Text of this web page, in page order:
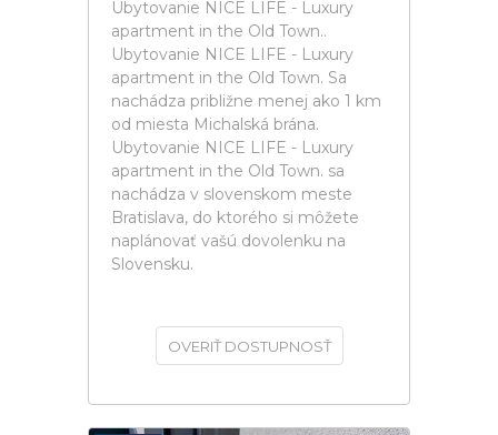
Ubytovanie NICE LIFE - Luxury
apartment in the Old Town..
Ubytovanie NICE LIFE - Luxury
apartment in the Old Town. Sa
nachádza približne menej ako 1 km
od miesta Michalská brána.
Ubytovanie NICE LIFE - Luxury
apartment in the Old Town. sa
nachádza v slovenskom meste
Bratislava, do ktorého si môžete
naplánovať vašú dovolenku na
Slovensku.
OVERIŤ DOSTUPNOSŤ